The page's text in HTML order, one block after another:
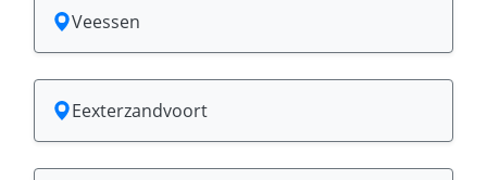
Veessen
Eexterzandvoort